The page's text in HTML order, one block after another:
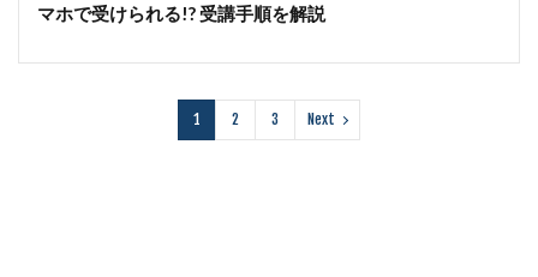
マホで受けられる!? 受講手順を解説
1 2 3 Next